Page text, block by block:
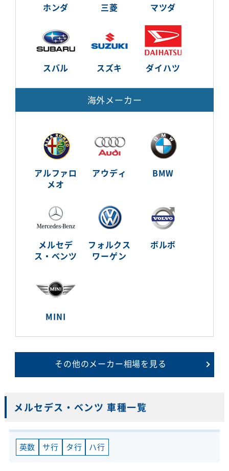
ホンダ 三菱 マツダ
スバル スズキ ダイハツ
海外メーカー
アルファロ
メオ
アウディ BMW
メルセデ
ス・ベンツ
フォルクス
ワーゲン
ボルボ
MINI
その他のメーカー相場を見る
メルセデス・ベンツ 車種一覧
英数 サ行 タ行 ハ行